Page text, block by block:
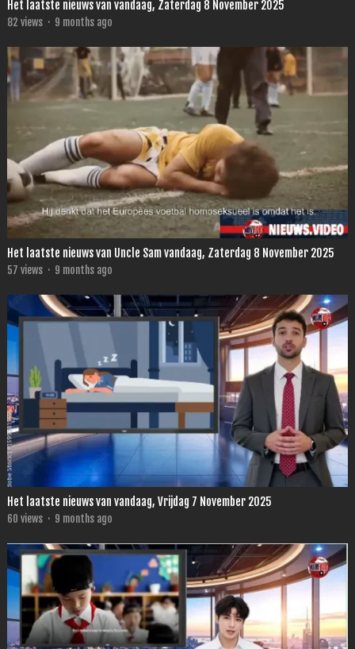
Het laatste nieuws van vandaag, Zaterdag 8 November 2025
82 views · 9 months ago
Het laatste nieuws van Uncle Sam vandaag, Zaterdag 8 November 2025
57 views · 9 months ago
Het laatste nieuws van vandaag, Vrijdag 7 November 2025
60 views · 9 months ago